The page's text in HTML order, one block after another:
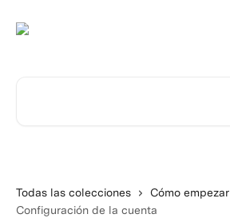
Todas las colecciones
Cómo empezar
Configuración de la cuenta